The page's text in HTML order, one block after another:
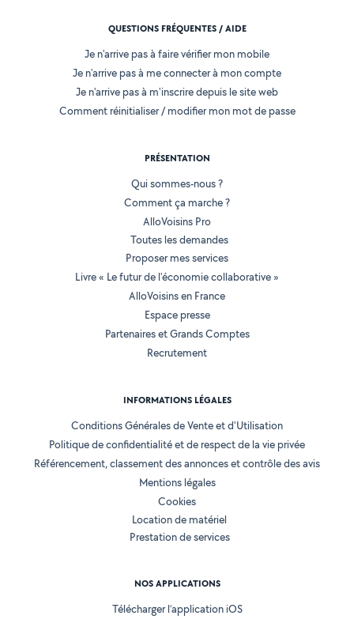
QUESTIONS FRÉQUENTES / AIDE
Je n'arrive pas à faire vérifier mon mobile
Je n'arrive pas à me connecter à mon compte
Je n'arrive pas à m'inscrire depuis le site web
Comment réinitialiser / modifier mon mot de passe
PRÉSENTATION
Qui sommes-nous ?
Comment ça marche ?
AlloVoisins Pro
Toutes les demandes
Proposer mes services
Livre « Le futur de l'économie collaborative »
AlloVoisins en France
Espace presse
Partenaires et Grands Comptes
Recrutement
INFORMATIONS LÉGALES
Conditions Générales de Vente et d'Utilisation
Politique de confidentialité et de respect de la vie privée
Référencement, classement des annonces et contrôle des avis
Mentions légales
Cookies
Location de matériel
Prestation de services
NOS APPLICATIONS
Télécharger l’application iOS